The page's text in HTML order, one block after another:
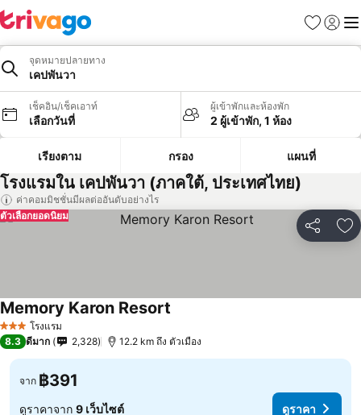
รายการโป
เข้าสู่ร
เมนู
จุดหมายปลายทาง
เคปพันวา
เช็คอิน/เช็คเอาท์
เลือกวันที่
ผู้เข้าพักและห้องพัก
2 ผู้เข้าพัก, 1 ห้อง
เรียงตาม กรอง แผนที่
โรงแรมใน เคปพันวา (ภาคใต้, ประเทศไทย)
ค่าคอมมิชชั่นมีผลต่ออันดับอย่างไร
แชร์ เ
ตัวเลือกยอดนิยม
3 ดาว โรงแรม
Memory Karon Resort
8.3 ดีมาก 2,328 12.2 km ถึง ตัวเมือง
จาก ฿391
ดูราคาจาก 9 เว็บไซต์ ดูราคา